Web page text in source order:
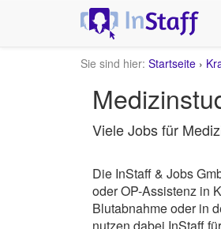
Sie sind hier: Startseite ›
Viele Jobs für
Die InStaff & Jobs
oder OP-Assistenz in
Blutabnahme oder in